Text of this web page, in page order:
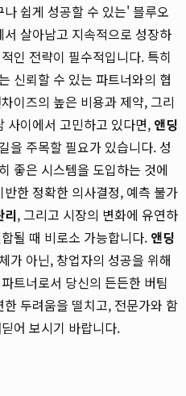
쉽게 성공할 수 있는' 블루오
살아남고 지속적으로 성장하
인 전략이 필수적입니다. 특히
신뢰할 수 있는 파트너와의 협
이즈의 높은 비용과 제약, 그리
사이에서 고민하고 있다면, 앤딩
을 주목할 필요가 있습니다. 성
좋은 시스템을 도입하는 것에
한 정확한 의사결정, 예측 불가
리, 그리고 시장의 변화에 유연하
될 때 비로소 가능합니다. 앤딩
가 아닌, 창업자의 성공을 위해
트너로서 당신의 든든한 버팀
두려움을 떨치고, 전문가와 함
어 보시기 바랍니다.